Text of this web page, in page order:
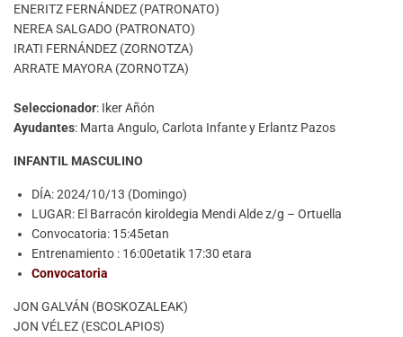
ENERITZ FERNÁNDEZ (PATRONATO)
NEREA SALGADO (PATRONATO)
IRATI FERNÁNDEZ (ZORNOTZA)
ARRATE MAYORA (ZORNOTZA)
Seleccionador: Iker Añón
Ayudantes: Marta Angulo, Carlota Infante y Erlantz Pazos
INFANTIL MASCULINO
DÍA: 2024/10/13 (Domingo)
LUGAR: El Barracón kiroldegia Mendi Alde z/g – Ortuella
Convocatoria: 15:45etan
Entrenamiento : 16:00etatik 17:30 etara
Convocatoria
JON GALVÁN (BOSKOZALEAK)
JON VÉLEZ (ESCOLAPIOS)